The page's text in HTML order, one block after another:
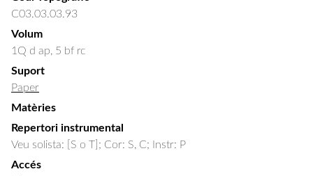
C03.03.03.93
Volum
1Q d ap, 5 bf rc
Suport
Paper
Matèries
Repertori instrumental
Veu solista: [S o T]; Cor: S, C; Instr: P
Accés